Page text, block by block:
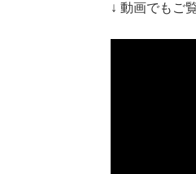
↓ 動画でもご